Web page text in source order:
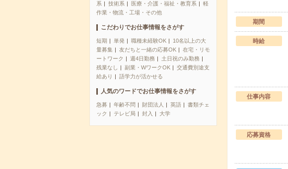
系
技術系 医療・介護・福祉・教育系
軽
作業・物流・工場・その他
こだわりでお仕事情報をさがす
短期 単発 職種未経験OK
10名以上の大
量募集
友だちと一緒の応募OK
在宅・リモ
ートワーク
週4日勤務
土日祝のみ勤務
残業なし
副業・WワークOK
交通費別途支
給あり
語学力が活かせる
人気のワードでお仕事情報をさがす
急募 年齢不問 財団法人 英語
書類チェ
ック
テレビ局 封入 大学
期間
時給
仕事内容
応募資格